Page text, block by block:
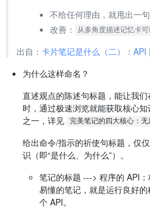
不给任何理由，就甩出一句
改善： 从多角度描述记忆卡
出自： 卡片笔记是什么（二）：
为什么这样命名？
直述观点的陈述句标题，能让我
时，通过极速浏览就能获取核心
之一，详见
完美笔记的四大核心：
给出命令/指示的祈使句标题，仅
识（即“是什么、为什么”）。
笔记的标题 ---> 程序的 API
易懂的笔记，就是运行良好
个 API。